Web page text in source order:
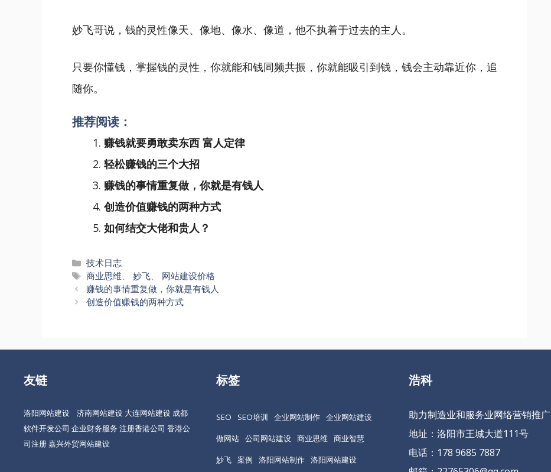
妙飞哥说，钱的灵性像天、像地、像水、像道，他不执着于过去的主人。
只要你懂钱，掌握钱的灵性，你就能和钱同频共振，你就能吸引到钱，钱会主动靠近你，追
随你。
推荐阅读：
赚钱就要勇敢卖东西 富人定律
轻松赚钱的三个大招
赚钱的事情重复做，你就是有钱人
创造价值赚钱的两种方式
如何结交大佬和贵人？
分
类
技术日志
标
签
商业思维、妙飞、 网站建设价格
文
章
赚钱的事情重复做，你就是有钱人
创造价值赚钱的两种方式
友链
洛阳网站建设 济南网站建设 大连网站建设 成都
软件开发公司 企业财务服务 注册香港公司 香港公
司注册嘉兴外贸网站建设
标签
SEO SEO培训 企业网站制作 企业网站建设
做网站 公司网站建设 商业思维
商业智慧
妙飞 案例 洛阳网站制作 洛阳网站建设
浩科
助力制造业和服务业网络营销推广
地址：洛阳市王城大道111号
电话：178 9685 7887